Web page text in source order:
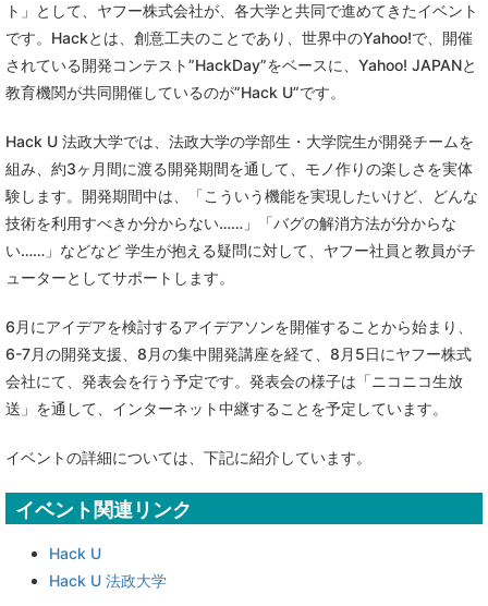
ト」として、ヤフー株式会社が、各大学と共同で進めてきたイベント
です。Hackとは、創意工夫のことであり、世界中のYahoo!で、開催
されている開発コンテスト”HackDay”をベースに、Yahoo! JAPANと
教育機関が共同開催しているのが”Hack U”です。
Hack U 法政大学では、法政大学の学部生・大学院生が開発チームを
組み、約3ヶ月間に渡る開発期間を通して、モノ作りの楽しさを実体
験します。開発期間中は、「こういう機能を実現したいけど、どんな
技術を利用すべきか分からない……」「バグの解消方法が分からな
い……」などなど 学生が抱える疑問に対して、ヤフー社員と教員がチ
ューターとしてサポートします。
6月にアイデアを検討するアイデアソンを開催することから始まり、
6-7月の開発支援、8月の集中開発講座を経て、8月5日にヤフー株式
会社にて、発表会を行う予定です。発表会の様子は「ニコニコ生放
送」を通して、インターネット中継することを予定しています。
イベントの詳細については、下記に紹介しています。
イベント関連リンク
Hack U
Hack U 法政大学